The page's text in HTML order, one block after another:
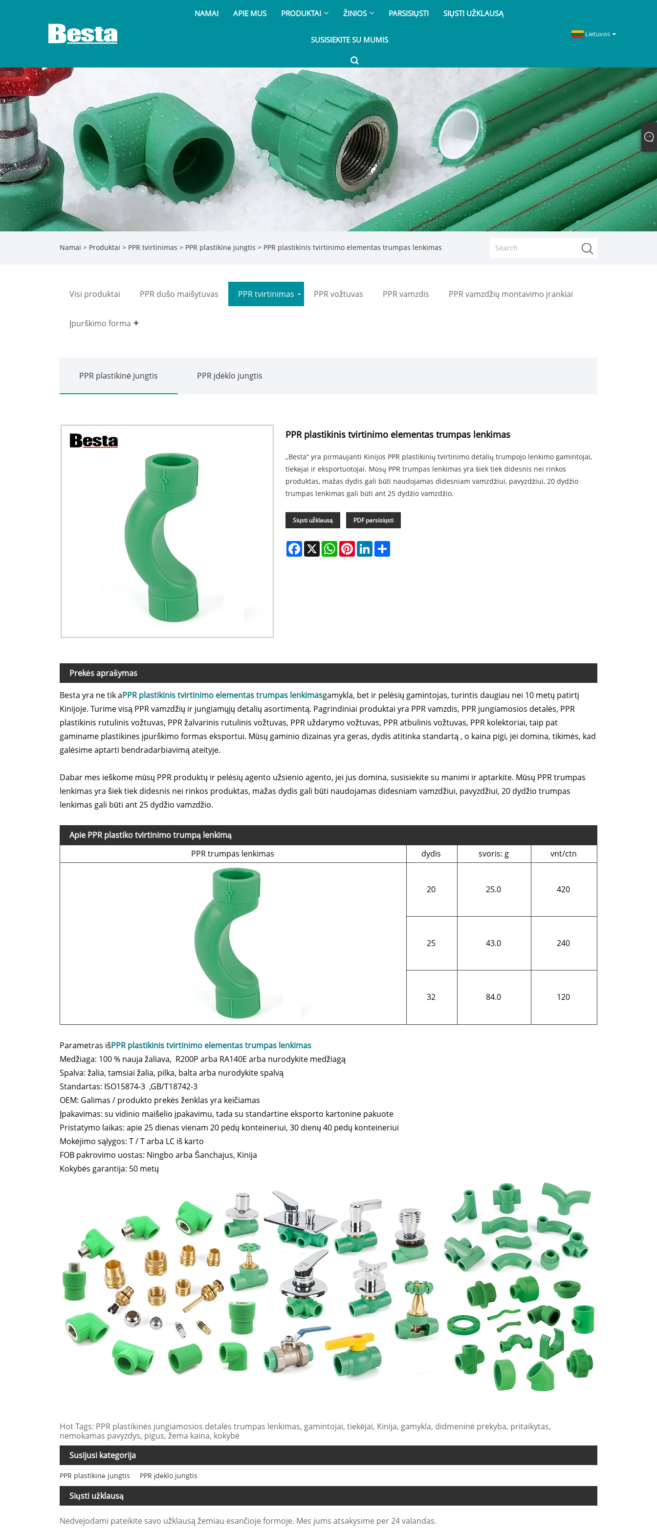
NAMAI APIE MUS PRODUKTAI ŽINIOS PARSISIŲSTI SIŲSTI UŽKLAUSĄ
SUSISIEKITE SU MUMIS
Lietuvos
Namai > Produktai > PPR tvirtinimas > PPR plastikinė jungtis > PPR plastikinis tvirtinimo elementas trumpas lenkimas
Visi produktai PPR dušo maišytuvas PPR tvirtinimas PPR vožtuvas PPR vamzdis PPR vamzdžių montavimo įrankiai
Įpurškimo forma
PPR plastikinė jungtis PPR įdėklo jungtis
PPR plastikinis tvirtinimo elementas trumpas lenkimas
„Besta“ yra pirmaujanti Kinijos PPR plastikinių tvirtinimo detalių trumpojo lenkimo gamintojai,
tiekėjai ir eksportuotojai. Mūsų PPR trumpas lenkimas yra šiek tiek didesnis nei rinkos
produktas, mažas dydis gali būti naudojamas didesniam vamzdžiui, pavyzdžiui, 20 dydžio
trumpas lenkimas gali būti ant 25 dydžio vamzdžio.
Siųsti užklausą PDF parsisiųsti
Facebook
X WhatsAppPinterestLinkedIn
Prekės aprašymas
Besta yra ne tik aPPR plastikinis tvirtinimo elementas trumpas lenkimasgamykla, bet ir pelėsių gamintojas, turintis daugiau nei 10 metų patirtį
Kinijoje. Turime visą PPR vamzdžių ir jungiamųjų detalių asortimentą. Pagrindiniai produktai yra PPR vamzdis, PPR jungiamosios detalės, PPR
plastikinis rutulinis vožtuvas, PPR žalvarinis rutulinis vožtuvas, PPR uždarymo vožtuvas, PPR atbulinis vožtuvas, PPR kolektoriai, taip pat
gaminame plastikines įpurškimo formas eksportui. Mūsų gaminio dizainas yra geras, dydis atitinka standartą , o kaina pigi, jei domina, tikimės, kad
galėsime aptarti bendradarbiavimą ateityje.
Dabar mes ieškome mūsų PPR produktų ir pelėsių agento užsienio agento, jei jus domina, susisiekite su manimi ir aptarkite. Mūsų PPR trumpas
lenkimas yra šiek tiek didesnis nei rinkos produktas, mažas dydis gali būti naudojamas didesniam vamzdžiui, pavyzdžiui, 20 dydžio trumpas
lenkimas gali būti ant 25 dydžio vamzdžio.
Apie PPR plastiko tvirtinimo trumpą lenkimą
PPR trumpas lenkimas
dydis svoris: g vnt/ctn
20 25.0 420
25 43.0 240
32 84.0 120
Parametras išPPR plastikinis tvirtinimo elementas trumpas lenkimas
Medžiaga: 100 % nauja žaliava, R200P arba RA140E arba nurodykite medžiagą
Spalva: žalia, tamsiai žalia, pilka, balta arba nurodykite spalvą
Standartas: ISO15874-3 ,GB/T18742-3
OEM: Galimas / produkto prekės ženklas yra keičiamas
Įpakavimas: su vidinio maišelio įpakavimu, tada su standartine eksporto kartonine pakuote
Pristatymo laikas: apie 25 dienas vienam 20 pėdų konteineriui, 30 dienų 40 pėdų konteineriui
Mokėjimo sąlygos: T / T arba LC iš karto
FOB pakrovimo uostas: Ningbo arba Šanchajus, Kinija
Kokybės garantija: 50 metų
Hot Tags: PPR plastikinės jungiamosios detalės trumpas lenkimas, gamintojai, tiekėjai, Kinija, gamykla, didmeninė prekyba, pritaikytas,
nemokamas pavyzdys, pigus, žema kaina, kokybė
Susijusi kategorija
PPR plastikinė jungtis PPR įdėklo jungtis
Siųsti užklausą
Nedvejodami pateikite savo užklausą žemiau esančioje formoje. Mes jums atsakysime per 24 valandas.